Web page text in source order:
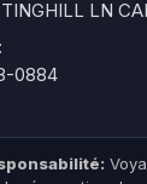
LN
0884